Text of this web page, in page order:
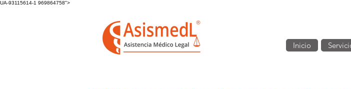
UA-93115614-1 969864758">
Inicio